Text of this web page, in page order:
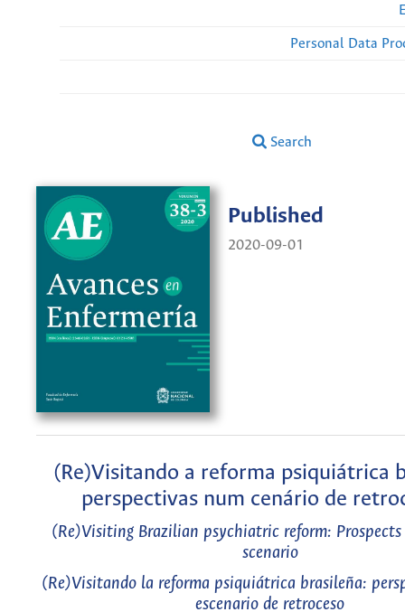
Personal Data
Search
Published
2020-09-01
(Re)Visitando a reforma psiquiátrica
perspectivas num cenário de
(Re)Visiting Brazilian psychiatric reform:
scenario
(Re)Visitando la reforma psiquiátrica brasileña:
escenario de retroceso